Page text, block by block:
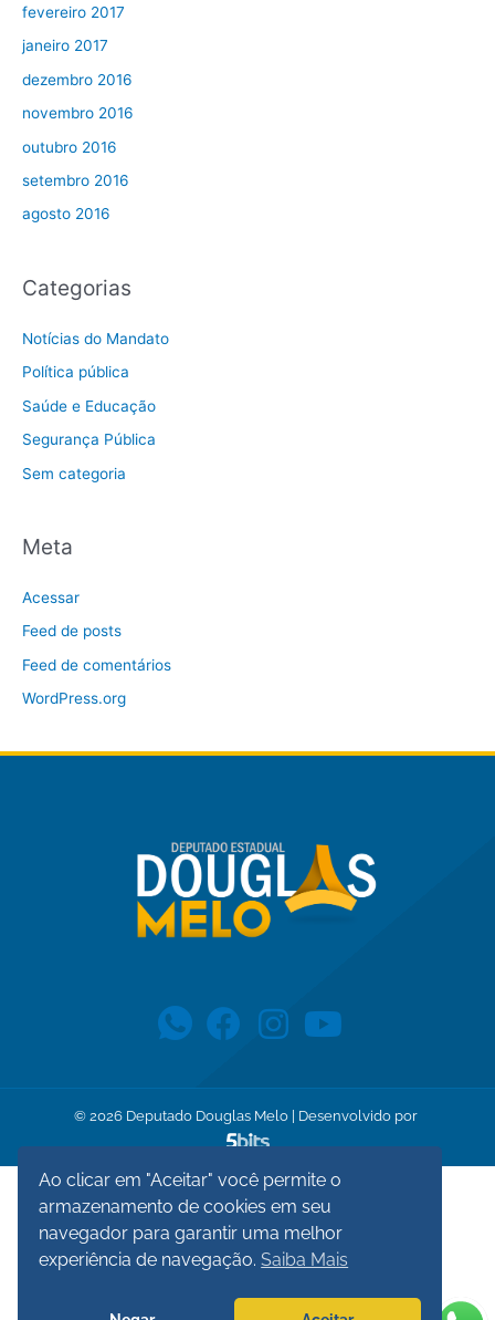
fevereiro 2017
janeiro 2017
dezembro 2016
novembro 2016
outubro 2016
setembro 2016
agosto 2016
Categorias
Notícias do Mandato
Política pública
Saúde e Educação
Segurança Pública
Sem categoria
Meta
Acessar
Feed de posts
Feed de comentários
WordPress.org
© 2026 Deputado Douglas Melo | Desenvolvido por
Ao clicar em "Aceitar" você permite o
armazenamento de cookies em seu
navegador para garantir uma melhor
experiência de navegação.Saiba Mais